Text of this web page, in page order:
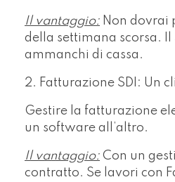
Il vantaggio: Non dovrai
della settimana scorsa.
ammanchi di cassa.
2. Fatturazione SDI: Un
Gestire la fatturazione
un software all’altro.
Il vantaggio: Con un
contratto. Se lavori con